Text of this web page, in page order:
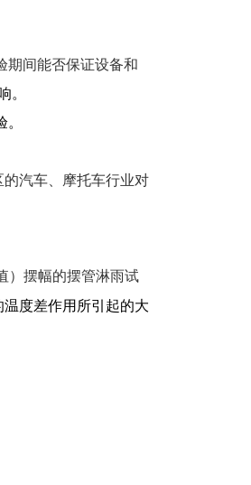
期间能否保证设备和
。
汽车、摩托车行业对
） 摆幅的摆管淋雨试
度差作用所引起的大